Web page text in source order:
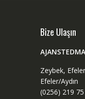
Bize Ulaşın
Zeybek,
Efeler/Aydın
(0256) 219